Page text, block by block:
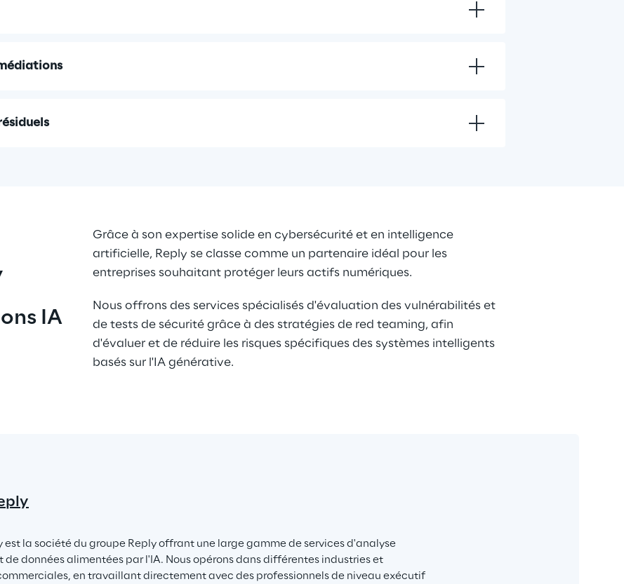
IA
Grâce à son expertise solide en cybersécurité et en intelligence
artificielle, Reply se classe comme un partenaire idéal pour les
entreprises souhaitant protéger leurs actifs numériques.
Nous offrons des services spécialisés d'évaluation des vulnérabilités et
de tests de sécurité grâce à des stratégies de red teaming, afin
d'évaluer et de réduire les risques spécifiques des systèmes intelligents
basés sur l'IA générative.
est la société du groupe Reply offrant une large gamme de services d'analyse
de données alimentées par l'IA. Nous opérons dans différentes industries et
en travaillant directement avec des professionnels de niveau exécutif